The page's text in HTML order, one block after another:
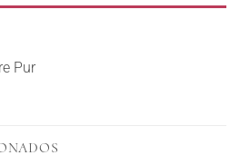
Pur